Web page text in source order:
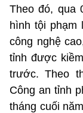
Theo đó, qua
hình tội phạm
công nghệ
tỉnh được
trước. Theo
Công an tỉnh
tháng cuối